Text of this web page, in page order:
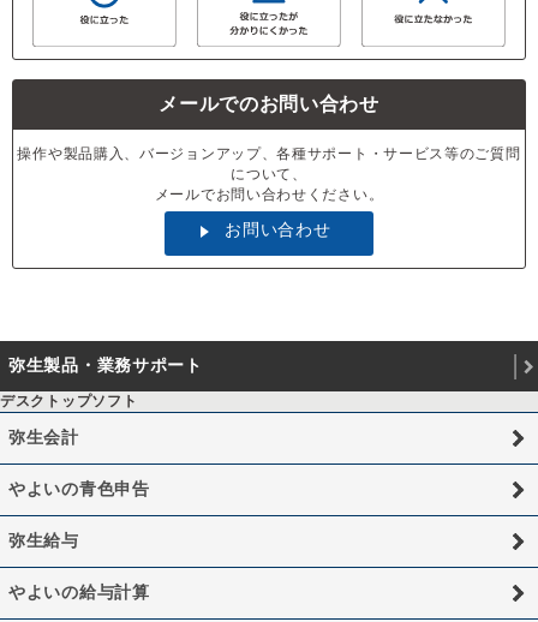
メールでのお問い合わせ
操作や製品購入、バージョンアップ、各種サポート・サービス等のご質問
について、
メールでお問い合わせください。
お問い合わせ
弥生製品・業務サポート
デスクトップソフト
弥生会計
やよいの青色申告
弥生給与
やよいの給与計算